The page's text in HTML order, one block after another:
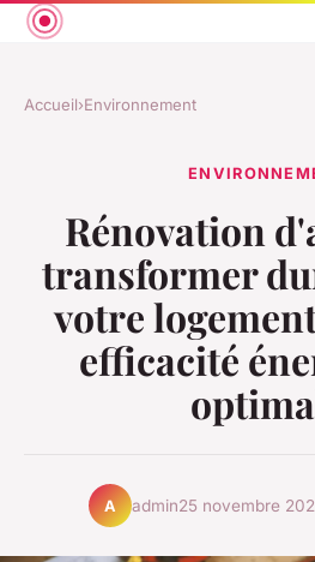
Accueil›Environnement
Rénovation
transformer
votre
efficacité
A admin25 novembre